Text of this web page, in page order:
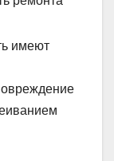
имеют